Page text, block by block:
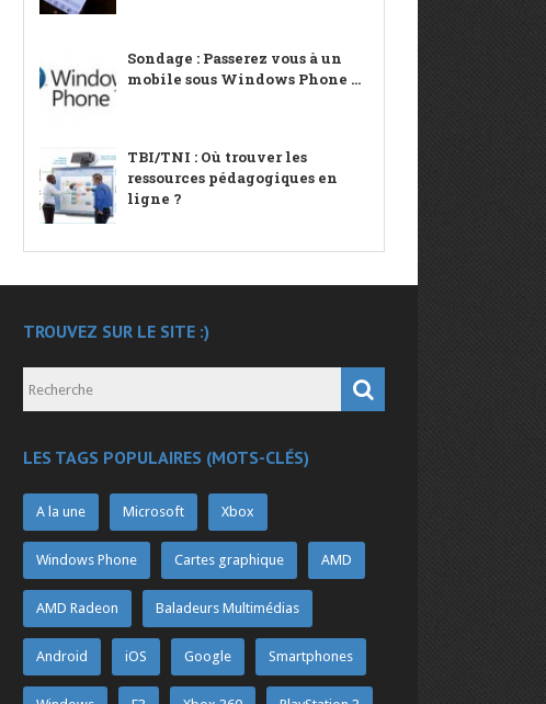
Sondage : Passerez vous à un
mobile sous Windows Phone ...
TBI/TNI : Où trouver les
ressources pédagogiques en
ligne ?
TROUVEZ SUR LE SITE :)
LES TAGS POPULAIRES (MOTS-CLÉS)
A la une Microsoft Xbox
Windows Phone Cartes graphique AMD
AMD Radeon Baladeurs Multimédias
Android iOS Google Smartphones